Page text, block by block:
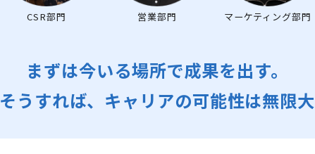
CSR部門 営業部門 マーケティング部門
まずは今いる場所で成果を出す。
そうすれば、キャリアの可能性は無限大